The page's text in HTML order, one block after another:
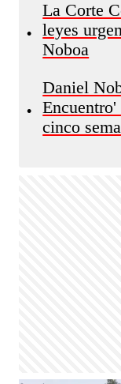
•
La Corte
leyes
Noboa
•
Daniel
Encuentro'
cinco